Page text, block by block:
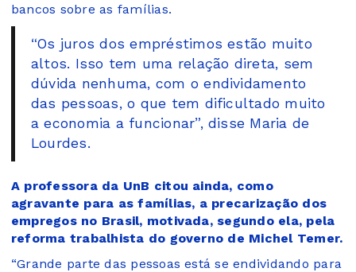
bancos sobre as famílias.
“Os juros dos empréstimos estão muito
altos. Isso tem uma relação direta, sem
dúvida nenhuma, com o endividamento
das pessoas, o que tem dificultado muito
a economia a funcionar”, disse Maria de
Lourdes.
A professora da UnB citou ainda, como
agravante para as famílias, a precarização dos
empregos no Brasil, motivada, segundo ela, pela
reforma trabalhista do governo de Michel Temer.
“Grande parte das pessoas está se endividando para